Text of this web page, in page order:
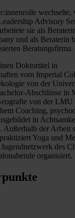
Advisory
sie als
und als Beraterin
Beratungsfirma.
Doktortitel in
vom Imperial
von der
Abschlüsse in
von der LMU
Coaching,
in
Außerhalb der Arbeit
Yoga und
des
organisiert.